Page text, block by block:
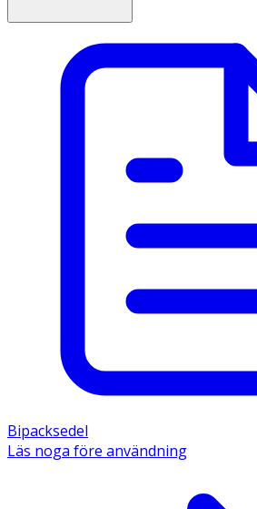
Bipacksedel
Läs noga före användning